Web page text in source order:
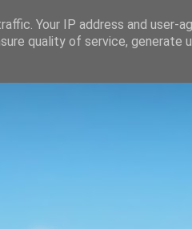
Your IP address and user-
quality of service, generate